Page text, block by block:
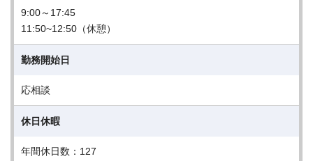
9:00～17:45
11:50~12:50（休憩）
勤務開始日
応相談
休日休暇
年間休日数：127